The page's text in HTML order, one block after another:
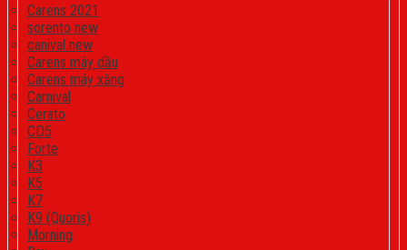
Carens 2021
sorento new
canival new
Carens máy dầu
Carens máy xăng
Carnival
Cerato
CD5
Forte
K3
K5
K7
K9 (Quoris)
Morning